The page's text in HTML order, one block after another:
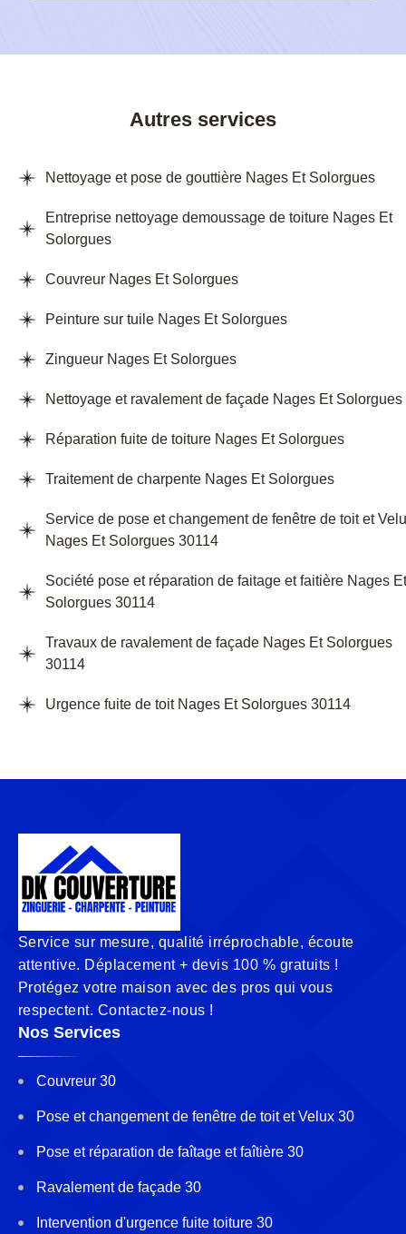
Autres services
Nettoyage et pose de gouttière Nages Et Solorgues
Entreprise nettoyage demoussage de toiture Nages Et
Solorgues
Couvreur Nages Et Solorgues
Peinture sur tuile Nages Et Solorgues
Zingueur Nages Et Solorgues
Nettoyage et ravalement de façade Nages Et Solorgues
Réparation fuite de toiture Nages Et Solorgues
Traitement de charpente Nages Et Solorgues
Service de pose et changement de fenêtre de toit et
Nages Et Solorgues 30114
Société pose et réparation de faitage et faitière Nages Et
Solorgues 30114
Travaux de ravalement de façade Nages Et Solorgues
30114
Urgence fuite de toit Nages Et Solorgues 30114
Service sur mesure, qualité irréprochable, écoute
attentive. Déplacement + devis 100 % gratuits !
Protégez votre maison avec des pros qui vous
respectent. Contactez-nous !
Nos Services
Couvreur 30
Pose et changement de fenêtre de toit et Velux 30
Pose et réparation de faîtage et faîtière 30
Ravalement de façade 30
Intervention d'urgence fuite toiture 30